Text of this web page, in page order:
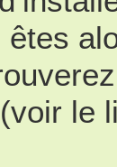
êtes
le